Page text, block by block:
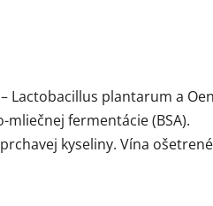
Lactobacillus plantarum a
fermentácie (BSA).
kyseliny. Vína